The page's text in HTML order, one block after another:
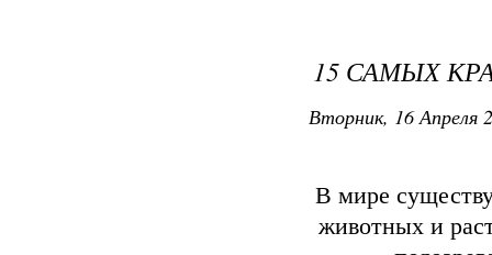
15 САМЫХ
Вторник, 16 Апреля
В мире
животных и